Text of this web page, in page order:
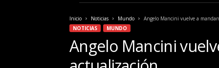
a
s
a
Inicio Noticias Mundo
Angelo Mancini vuelve a
NOTICIAS
MUNDO
Angelo Mancini